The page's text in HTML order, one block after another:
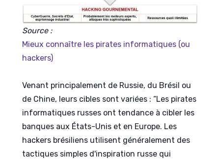
Source :
Mieux connaître les pirates informatiques (ou
hackers)
Venant principalement de Russie, du Brésil ou
de Chine, leurs cibles sont variées : “Les pirates
informatiques russes ont tendance à cibler les
banques aux États-Unis et en Europe. Les
hackers brésiliens utilisent généralement des
tactiques simples d'inspiration russe qui